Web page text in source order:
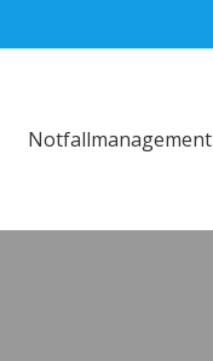
Notfallmanagement